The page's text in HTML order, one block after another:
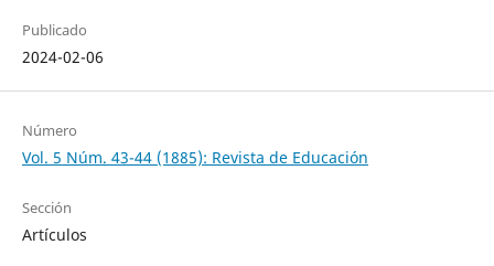
Publicado
2024-02-06
Número
Vol. 5 Núm. 43-44 (1885): Revista de Educación
Sección
Artículos